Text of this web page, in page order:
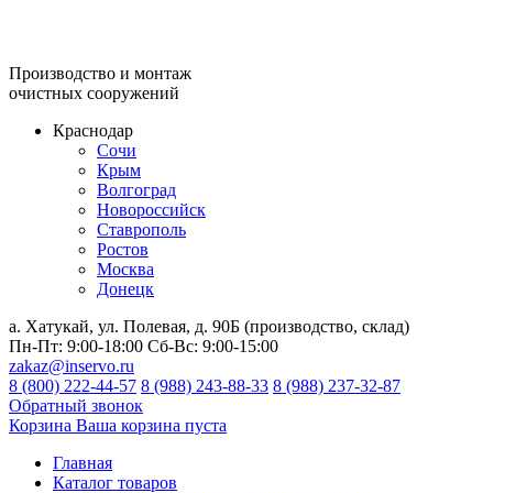
Производство и монтаж
очистных сооружений
Краснодар
Сочи
Крым
Волгоград
Новороссийск
Ставрополь
Ростов
Москва
Донецк
а. Хатукай, ул. Полевая, д. 90Б (производство, склад)
Пн-Пт: 9:00-18:00 Сб-Вс: 9:00-15:00
zakaz@inservo.ru
8 (800) 222-44-57 8 (988) 243-88-33 8 (988) 237-32-87
Обратный звонок
Корзина Ваша корзина пуста
Главная
Каталог товаров